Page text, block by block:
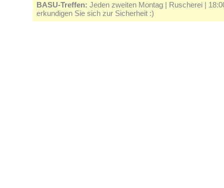
BASU-Treffen: Jeden zweiten Montag | Ruscherei |
erkundigen Sie sich zur Sicherheit :)